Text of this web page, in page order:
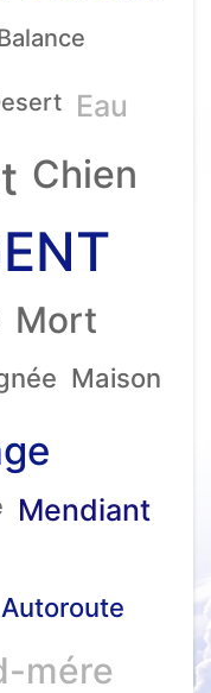
Eau
Chien
Mort
Maison
Mendiant
Autoroute
mére